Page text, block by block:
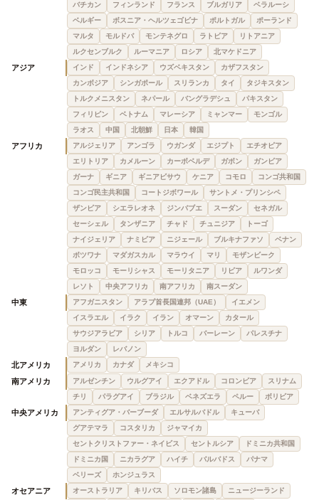
バチカン
フィンランド フランス ブルガリア
ベラルーシ
ベルギー
ボスニア・ヘルツェゴビナ ポルトガル
ポーランド
マルタ
モルドバ モンテネグロ ラトビア
リトアニア
ルクセンブルク
ルーマニア ロシア 北マケドニア
アジア インド インドネシア ウズベキスタン
カザフスタン
カンボジア
シンガポール スリランカ タイ
タジキスタン
トルクメニスタン
ネパール バングラデシュ
パキスタン
フィリピン
ベトナム マレーシア ミャンマー
モンゴル
ラオス
中国 北朝鮮 日本 韓国
アフリカ アルジェリア アンゴラ ウガンダ エジプト
エチオピア
エリトリア
カメルーン カーボベルデ ガボン
ガンビア
ガーナ
ギニア ギニアビサウ ケニア コモロ
コンゴ共和国
コンゴ民主共和国
コートジボワール
サントメ・プリンシペ
ザンビア
シエラレオネ ジンバブエ スーダン
セネガル
セーシェル
タンザニア チャド チュニジア
トーゴ
ナイジェリア
ナミビア ニジェール ブルキナファソ
ベナン
ボツワナ
マダガスカル マラウイ マリ
モザンビーク
モロッコ
モーリシャス モーリタニア リビア
ルワンダ
レソト
中央アフリカ 南アフリカ 南スーダン
中東 アフガニスタン アラブ首長国連邦（UAE）
イエメン
イスラエル
イラク イラン オマーン
カタール
サウジアラビア
シリア トルコ バーレーン
パレスチナ
ヨルダン
レバノン
北アメリカ アメリカ カナダ メキシコ
南アメリカ アルゼンチン ウルグアイ エクアドル コロンビア
スリナム
チリ
パラグアイ ブラジル ベネズエラ ペルー ボリビア
中央アメリカ アンティグア・バーブーダ エルサルバドル
キューバ
グアテマラ
コスタリカ
ジャマイカ
セントクリストファー・ネイビス
セントルシア
ドミニカ共和国
ドミニカ国
ニカラグア ハイチ バルバドス
パナマ
ベリーズ
ホンジュラス
オセアニア オーストラリア キリバス ソロモン諸島 ニュージーランド